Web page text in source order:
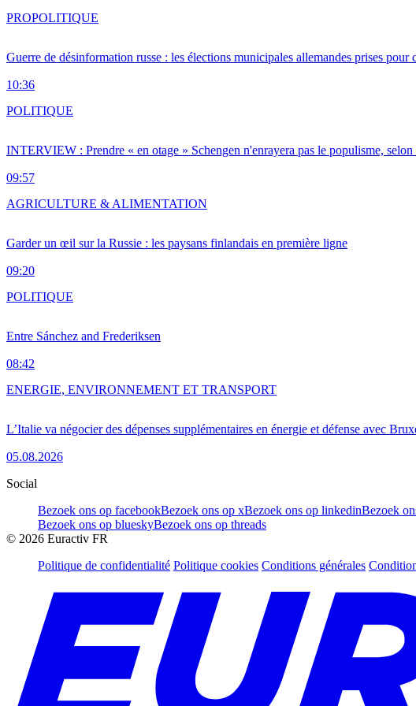
Guerre de désinformation russe : les élections municipales allemandes prises pour
10:36
PROPOLITIQUE
INTERVIEW : Prendre « en otage » Schengen n'enrayera pas le populisme,
09:57
POLITIQUE
Garder un œil sur la Russie : les paysans finlandais en première ligne
09:20
AGRICULTURE & ALIMENTATION
Entre Sánchez and Frederiksen
08:42
POLITIQUE
L’Italie va négocier des dépenses supplémentaires en énergie et défense avec
05.08.2026
ENERGIE, ENVIRONNEMENT ET TRANSPORT
Social
Bezoek ons op facebookBezoek ons op xBezoek ons op linkedinBezoek
Bezoek ons op blueskyBezoek ons op threads
© 2026 Euractiv FR
Politique de confidentialité Politique cookies Conditions générales